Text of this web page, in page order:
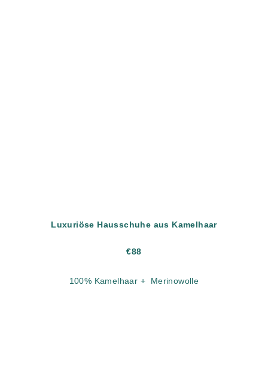
Luxuriöse Hausschuhe aus Kamelhaar
€88
100% Kamelhaar + Merinowolle